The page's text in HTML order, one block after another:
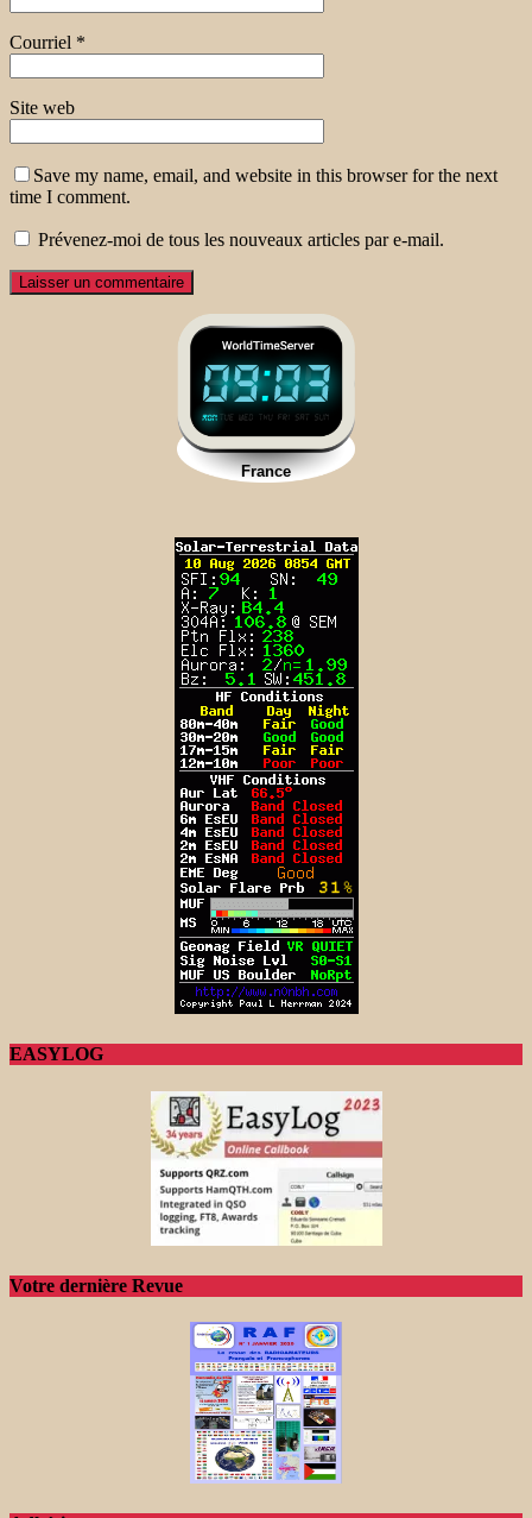
Courriel *
Site web
Save my name, email, and website in this browser for the next
time I comment.
Prévenez-moi de tous les nouveaux articles par e-mail.
EASYLOG
Votre dernière Revue